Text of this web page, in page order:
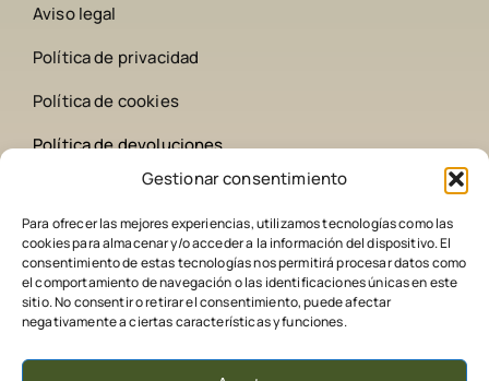
Gestionar consentimiento
Para ofrecer las mejores experiencias, utilizamos tecnologías como las
cookies para almacenar y/o acceder a la información del dispositivo. El
consentimiento de estas tecnologías nos permitirá procesar datos como
el comportamiento de navegación o las identificaciones únicas en este
sitio. No consentir o retirar el consentimiento, puede afectar
negativamente a ciertas características y funciones.
Aviso legal
Política de privacidad
Política de cookies
Política de devoluciones
642 258 209
comederoscaza@gmail.com